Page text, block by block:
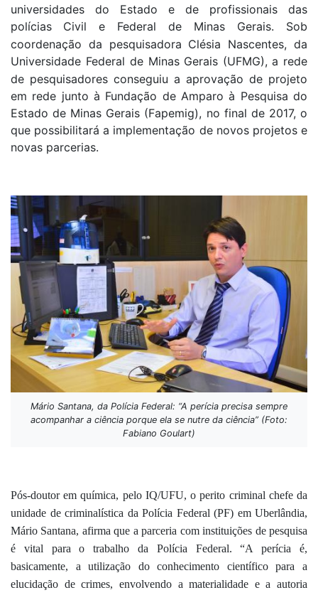
universidades do Estado e de profissionais das
polícias
Civil e Federal de Minas Gerais. Sob
coordenação da pesquisadora Clésia Nascentes, da
Universidade Federal de Minas Gerais (UFMG), a rede
de pesquisadores conseguiu a aprovação de projeto
em rede junto à Fundação de Amparo à Pesquisa do
Estado de Minas Gerais (Fapemig), no final de 2017, o
que possibilitará a implementação de novos projetos e
novas parcerias.
Mário Santana, da Polícia Federal: “A perícia precisa sempre
acompanhar a ciência porque ela se nutre da ciência” (Foto:
Fabiano Goulart)
Pós-doutor em química, pelo IQ/UFU, o perito criminal chefe da
unidade de criminalística da Polícia Federal (PF) em Uberlândia,
Mário Santana, afirma que a parceria com instituições de pesquisa
é vital para o trabalho da Polícia Federal. “A perícia é,
basicamente, a utilização do conhecimento científico para a
elucidação de crimes, envolvendo a materialidade e a autoria